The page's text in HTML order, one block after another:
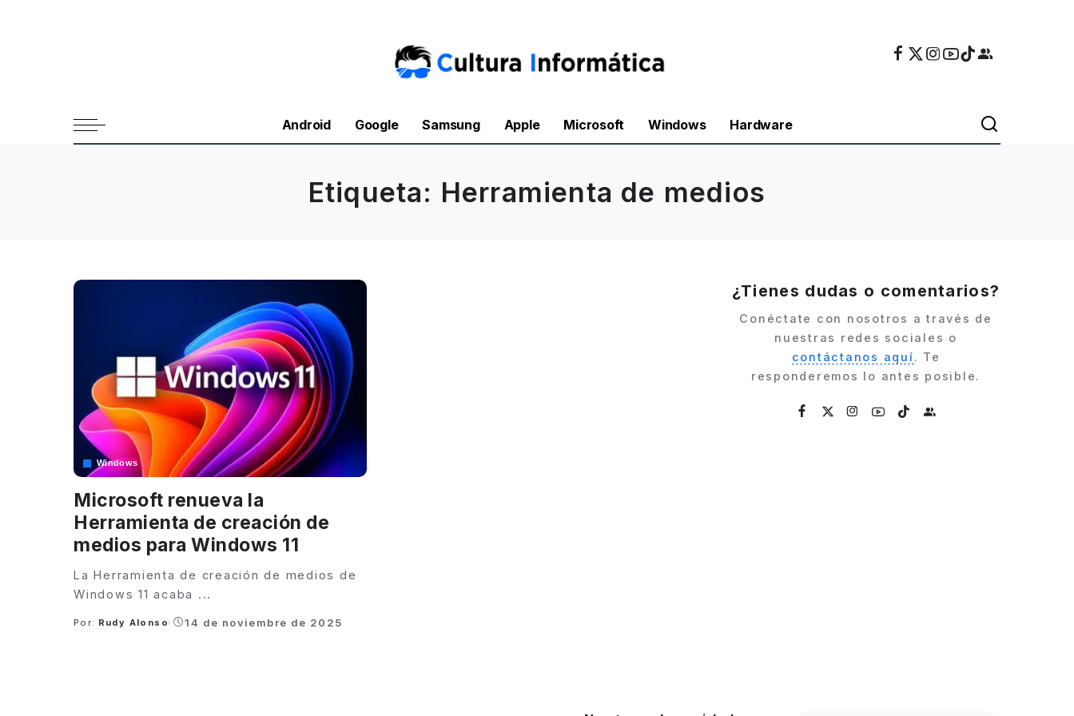
Android Google Samsung Apple Microsoft Windows Hardware
Etiqueta: Herramienta de medios
Windows
Microsoft renueva la
Herramienta de creación de
medios para Windows 11
La Herramienta de creación de medios de
Windows 11 acaba ...
Posted
Por: Rudy Alonso 14 de noviembre de 2025
¿Tienes dudas o comentarios?
Conéctate con nosotros a través de
nuestras redes sociales o
contáctanos aquí. Te
responderemos lo antes posible.